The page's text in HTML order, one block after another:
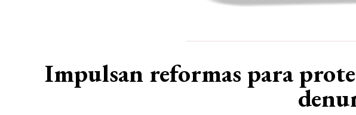
Impulsan reformas para